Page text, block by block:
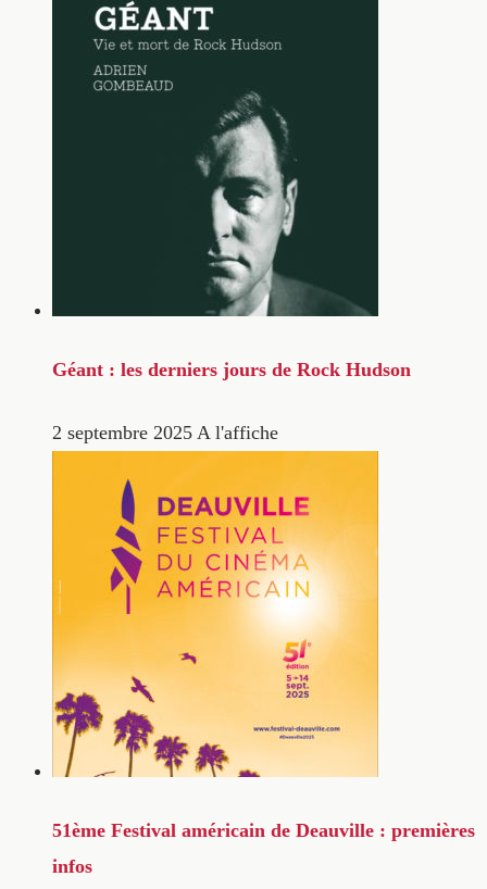
Géant : les derniers jours de Rock Hudson
2 septembre 2025 A l'affiche
51ème Festival américain de Deauville : premières
infos